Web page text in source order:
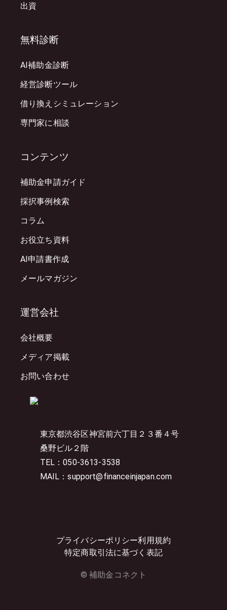
東京都渋谷区神宮前六丁目２３番４号
桑野ビル２階
TEL：050-3613-3538
MAIL：support@financeinjapan.com
プライバシーポリシー利用規約
特定商取引法に基づく表記
© 補助金コネクト
出資
無料診断
AI補助金診断
経営診断ツール
借り換えシミュレーション
専門家に相談
コンテンツ
補助金申請ガイド
採択事例検索
コラム
お役立ち資料
AI申請書作成
メールマガジン
運営会社
会社概要
メディア掲載
お問い合わせ